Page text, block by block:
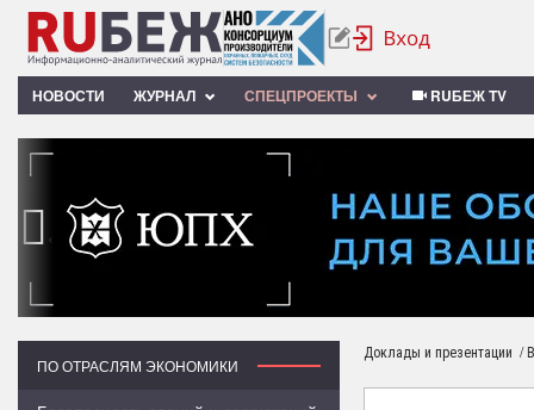
НОВОСТИ ЖУРНАЛ СПЕЦПРОЕКТЫ RUБЕЖ TV
‹
ПО ОТРАСЛЯМ ЭКОНОМИКИ
Доклады и презентации /